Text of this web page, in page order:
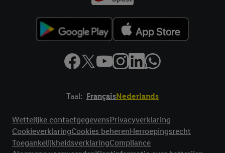
Taal: FrançaisNederlands
Wettelijke contactgegevensPrivacyverklaring
CookieverklaringCookies beherenHerroepingsrecht
ToegankelijkheidsverklaringCompliance